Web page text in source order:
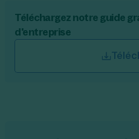
Téléchargez notre guide
d'entreprise